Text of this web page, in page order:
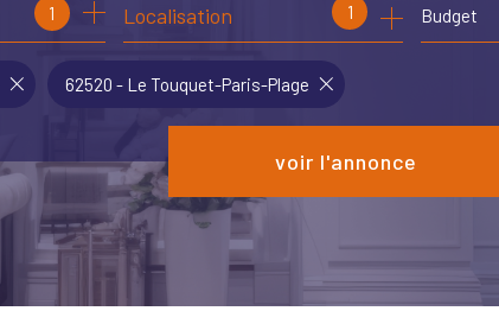
de l'immo pro
1 1
Localisation Budget
voir l'annonce
62520 - Le Touquet-Paris-Plage